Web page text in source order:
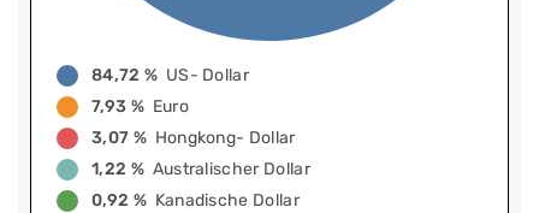
84,72 % US- Dollar
7,93 % Euro
3,07 % Hongkong- Dollar
1,22 % Australischer Dollar
0,92 % Kanadische Dollar